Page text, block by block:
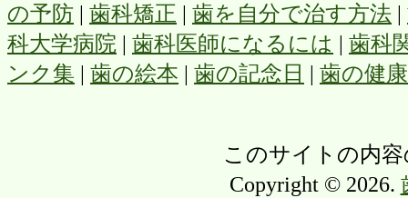
の予防 | 歯科矯正 | 歯を自分で治す方法 |
科大学病院 | 歯科医師になるには | 歯科
ンク集 | 歯の絵本 | 歯の記念日 | 歯の健
このサイトの内
Copyright © 2026.